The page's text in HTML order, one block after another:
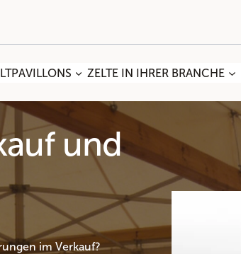
ZELTE IN IHRER BRANCHE
und
im Verkauf?